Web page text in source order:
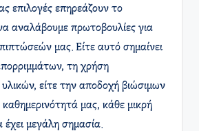
επιλογές επηρεάζουν το
αναλάβουμε πρωτοβουλίες για
μας. Είτε αυτό σημαίνει
τη χρήση
είτε την αποδοχή βιώσιμων
μας, κάθε μικρή
έχει μεγάλη σημασία.